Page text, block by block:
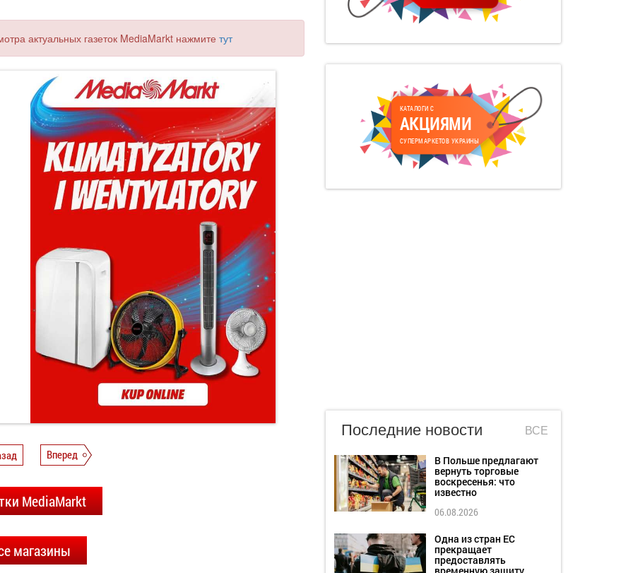
актуальных газеток MediaMarkt нажмите тут
Вперед
MediaMarkt
магазины
КАТАЛОГИ С
АКЦИЯМИ
СУПЕРМАРКЕТОВ УКРАИНЫ
Последние новости ВСЕ
В Польше предлагают
вернуть торговые
воскресенья: что
известно
06.08.2026
Одна из стран ЕС
прекращает
предоставлять